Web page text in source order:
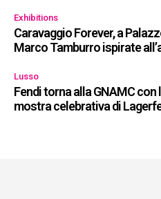
Exhibitions
Caravaggio Forever, a
Marco Tamburro ispirate
Lusso
Fendi torna alla GNAMC con
mostra celebrativa di